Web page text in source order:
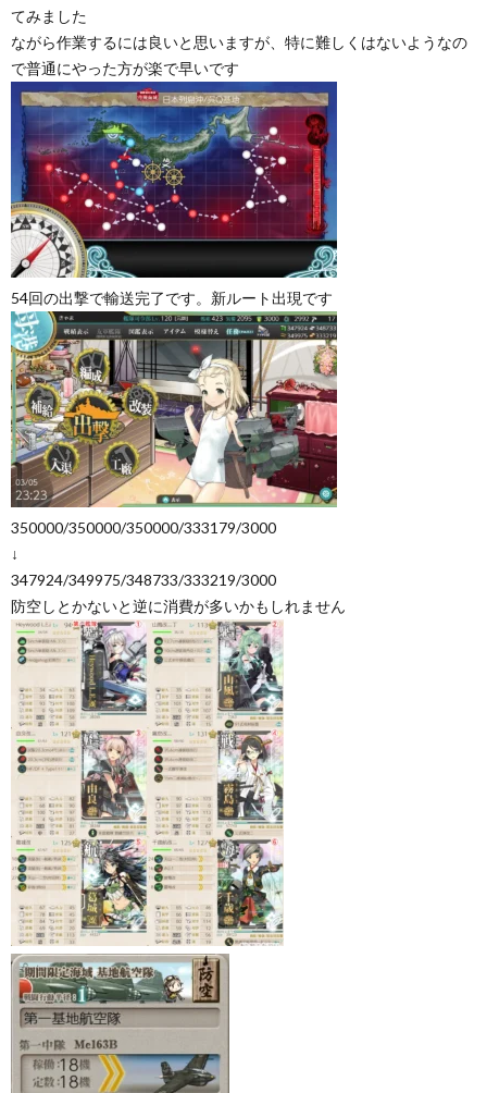
てみました
ながら作業するには良いと思いますが、特に難しくはないようなの
で普通にやった方が楽で早いです
54回の出撃で輸送完了です。新ルート出現です
350000/350000/350000/333179/3000
↓
347924/349975/348733/333219/3000
防空しとかないと逆に消費が多いかもしれません